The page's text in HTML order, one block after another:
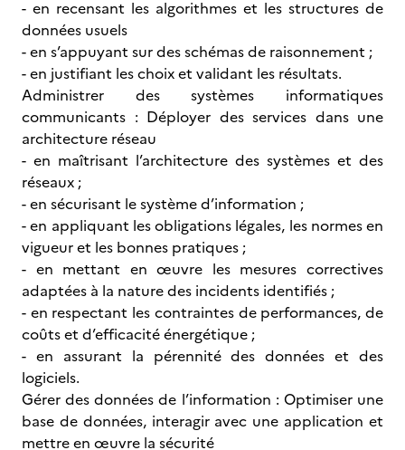
- en recensant les algorithmes et les structures de
données usuels
- en s’appuyant sur des schémas de raisonnement ;
- en justifiant les choix et validant les résultats.
Administrer des systèmes informatiques
communicants : Déployer des services dans une
architecture réseau
- en maîtrisant l’architecture des systèmes et des
réseaux ;
- en sécurisant le système d’information ;
- en appliquant les obligations légales, les normes en
vigueur et les bonnes pratiques ;
- en mettant en œuvre les mesures correctives
adaptées à la nature des incidents identifiés ;
- en respectant les contraintes de performances, de
coûts et d’efficacité énergétique ;
- en assurant la pérennité des données et des
logiciels.
Gérer des données de l’information : Optimiser une
base de données, interagir avec une application et
mettre en œuvre la sécurité